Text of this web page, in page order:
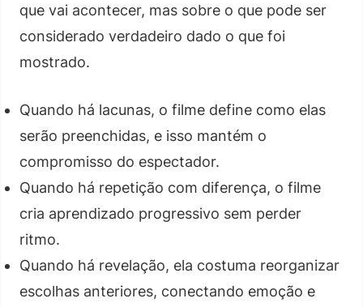
que vai acontecer, mas sobre o que pode ser
considerado verdadeiro dado o que foi
mostrado.
Quando há lacunas, o filme define como elas
serão preenchidas, e isso mantém o
compromisso do espectador.
Quando há repetição com diferença, o filme
cria aprendizado progressivo sem perder
ritmo.
Quando há revelação, ela costuma reorganizar
escolhas anteriores, conectando emoção e